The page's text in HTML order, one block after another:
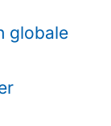
globale